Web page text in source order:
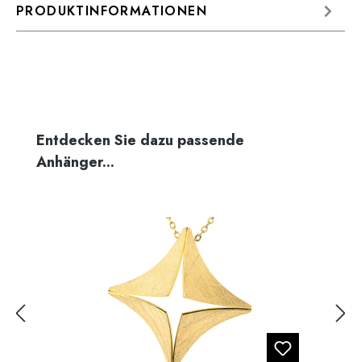
PRODUKTINFORMATIONEN
Produktgalerie überspringen
Entdecken Sie dazu passende
Anhänger...